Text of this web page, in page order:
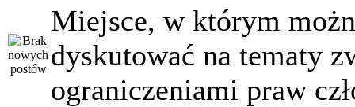
Miejsce, w którym
dyskutować na tematy
ograniczeniami praw